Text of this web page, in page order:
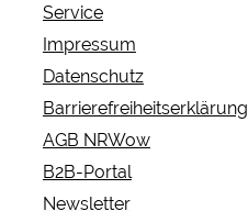
Service
Impressum
Datenschutz
Barrierefreiheitserklärung
AGB NRWow
B2B-Portal
Newsletter